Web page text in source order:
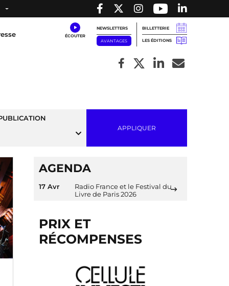
NEWSLETTERS
AVANTAGES
BILLETTERIE
LES ÉDITIONS
APPLIQUER
AGENDA
17 Avr
Radio France et le Festival du
Livre de Paris 2026
PRIX ET
RÉCOMPENSES